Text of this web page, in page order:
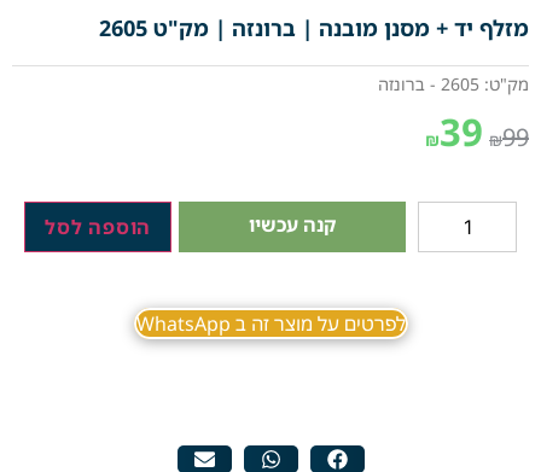
מזלף יד + מסנן מובנה | ברונזה | מק"ט 2605
מק"ט: 2605 - ברונזה
₪99
₪39
קנה עכשיו הוספה לסל
לפרטים על מוצר זה ב WhatsApp